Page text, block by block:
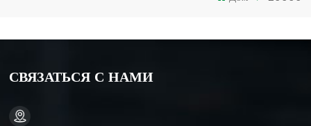
СВЯЗАТЬСЯ С НАМИ